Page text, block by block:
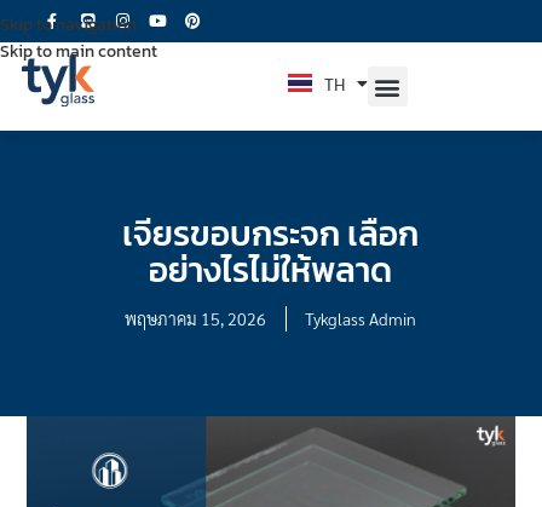
Skip to navigation
Skip to main content
TH
EN
เจียรขอบกระจก เลือก
อย่างไรไม่ให้พลาด
พฤษภาคม 15, 2026 Tykglass Admin